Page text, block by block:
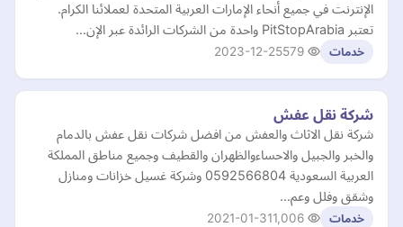
الإنترنت في جميع أنحاء الإمارات العربية المتحدة لعملائنا الكرام.
تعتبر PitStopArabia واحدة من الشركات الرائدة عبر الإن…
خدمات 2023-12-25
شركة نقل عفش
شركة نقل الاثاث والعفش من افضل شركات نقل عفش بالدمام
والخبر والجبيل والاحساءوالظهران والقطيف وجميع مناطق المملكة
العربية السعودية 0592566804 وشركة غسيل خزانات ومنازل
وشقق وفلل وعم…
خدمات 2021-01-31